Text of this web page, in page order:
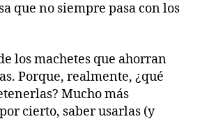
que no siempre pasa con los
los machetes que ahorran
Porque, realmente, ¿qué
Mucho más
cierto, saber usarlas (y